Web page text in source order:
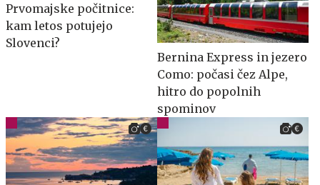
Prvomajske počitnice:
kam letos potujejo
Slovenci?
Bernina Express in jezero
Como: počasi čez Alpe,
hitro do popolnih
spominov